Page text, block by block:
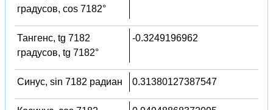
градусов, cos 7182°
Тангенс, tg 7182
градусов, tg 7182°
-0.3249196962
Синус, sin 7182 радиан 0.31380127387547